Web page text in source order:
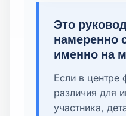
Это
намеренно
именно на
Если в центре
различия для
участника,